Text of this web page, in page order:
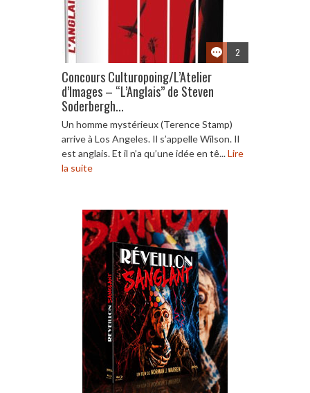
2
Concours Culturopoing/L’Atelier
d’Images – “L’Anglais” de Steven
Soderbergh...
Un homme mystérieux (Terence Stamp)
arrive à Los Angeles. Il s’appelle Wilson. Il
est anglais. Et il n’a qu’une idée en tê...Lire
la suite